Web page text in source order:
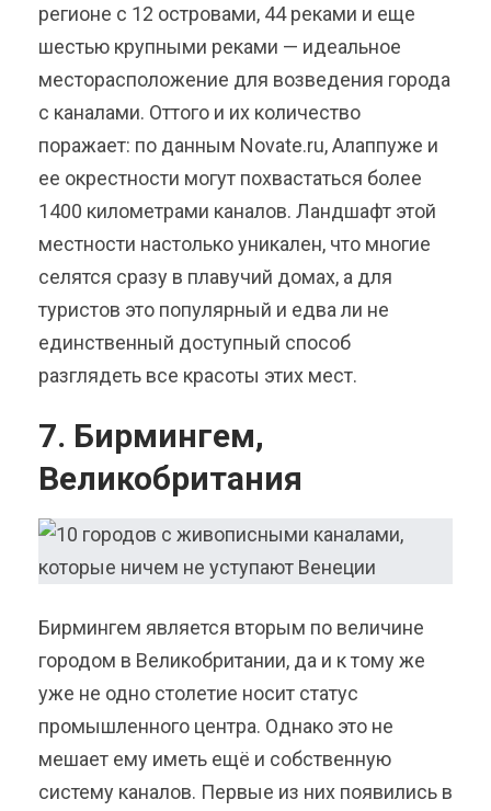
регионе с 12 островами, 44 реками и еще
шестью крупными реками — идеальное
месторасположение для возведения города
с каналами. Оттого и их количество
поражает: по данным Novate.ru, Алаппуже и
ее окрестности могут похвастаться более
1400 километрами каналов. Ландшафт этой
местности настолько уникален, что многие
селятся сразу в плавучий домах, а для
туристов это популярный и едва ли не
единственный доступный способ
разглядеть все красоты этих мест.
7. Бирмингем,
Великобритания
Бирмингем является вторым по величине
городом в Великобритании, да и к тому же
уже не одно столетие носит статус
промышленного центра. Однако это не
мешает ему иметь ещё и собственную
систему каналов. Первые из них появились в